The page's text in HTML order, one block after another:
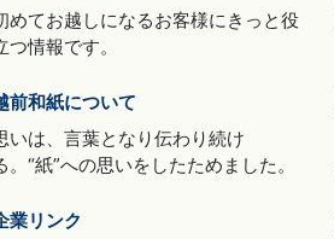
めてお越しになるお客様にきっと役
つ情報です。
前和紙について
いは、言葉となり伝わり続け
。“紙”への思いをしたためました。
業リンク